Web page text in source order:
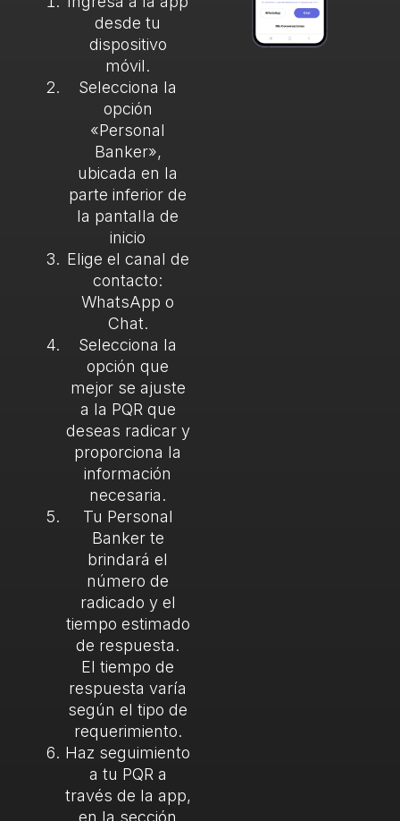
desde tu
dispositivo
móvil.
Selecciona la
opción
«Personal
Banker»,
ubicada en la
parte inferior de
la pantalla de
inicio
Elige el canal de
contacto:
WhatsApp o
Chat.
Selecciona la
opción que
mejor se ajuste
a la PQR que
deseas radicar y
proporciona la
información
necesaria.
Tu Personal
Banker te
brindará el
número de
radicado y el
tiempo estimado
de respuesta.
El tiempo de
respuesta varía
según el tipo de
requerimiento.
Haz seguimiento
a tu PQR a
través de la app,
en la sección